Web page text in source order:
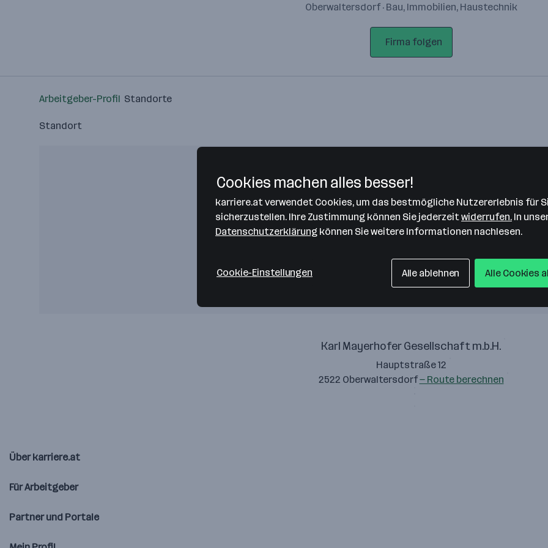
Oberwaltersdorf · Bau, Immobilien, Haustechnik
Firma folgen
Arbeitgeber-Profil Standorte
Standort
Bitte stimme unseren Cookie-
Richtlinien zu, um diese Karte
anzuzeigen.
Zustimmung geben
Karl Mayerhofer Gesellschaft m.b.H.
Hauptstraße 12
2522 Oberwaltersdorf— Route berechnen
Über karriere.at
Für Arbeitgeber
Partner und Portale
Cookies machen alles besser!
karriere.at verwendet Cookies, um das bestmögliche Nutzererlebnis für
sicherzustellen. Ihre Zustimmung können Sie jederzeit widerrufen. In
Datenschutzerklärung können Sie weitere Informationen nachlesen.
Cookie-Einstellungen Alle ablehnen Alle Cookies